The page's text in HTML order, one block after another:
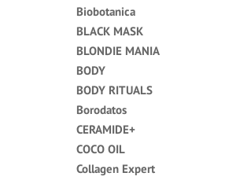
Biobotanica
BLACK MASK
BLONDIE MANIA
BODY
BODY RITUALS
Borodatos
CERAMIDE+
COCO OIL
Collagen Expert